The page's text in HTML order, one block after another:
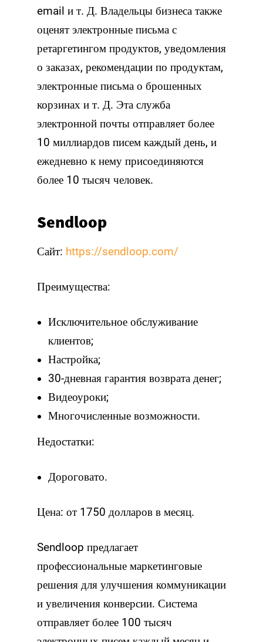
email и т. Д. Владельцы бизнеса также
оценят электронные письма с
ретаргетингом продуктов, уведомления
о заказах, рекомендации по продуктам,
электронные письма о брошенных
корзинах и т. Д. Эта служба
электронной почты отправляет более
10 миллиардов писем каждый день, и
ежедневно к нему присоединяются
более 10 тысяч человек.
Sendloop
Сайт: https://sendloop.com/
Преимущества:
Исключительное обслуживание
клиентов;
Настройка;
30-дневная гарантия возврата денег;
Видеоуроки;
Многочисленные возможности.
Недостатки:
Дороговато.
Цена: от 1750 долларов в месяц.
Sendloop предлагает
профессиональные маркетинговые
решения для улучшения коммуникации
и увеличения конверсии. Система
отправляет более 100 тысяч